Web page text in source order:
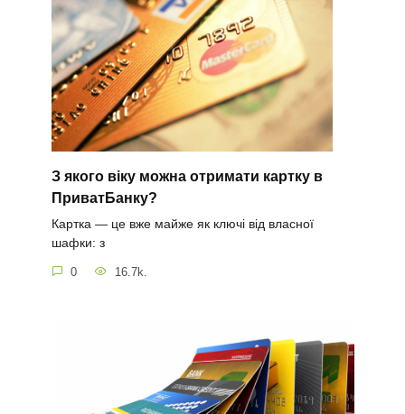
З якого віку можна отримати картку в
ПриватБанку?
Картка — це вже майже як ключі від власної
шафки: з
0 16.7k.